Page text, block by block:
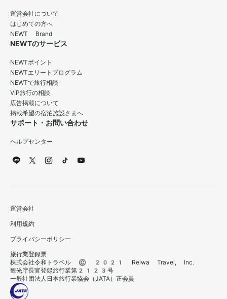
運営会社について
はじめての方へ
NEWT Brand
NEWTのサービス
NEWTポイント
NEWTエリートプログラム
NEWTで旅行相談
VIP旅行の相談
広告掲載について
掲載希望の宿泊施設さまへ
サポート・お問い合わせ
ヘルプセンター
運営会社
利用規約
プライバシーポリシー
旅行業登録票
株式会社令和トラベル © 2021 Reiwa Travel, Inc.
観光庁長官登録旅行業第2123号
一般社団法人日本旅行業協会（JATA）正会員